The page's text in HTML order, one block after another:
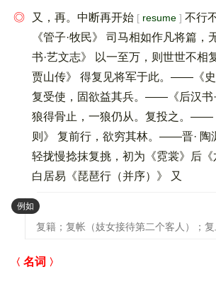
◎ 又，再。中断再开始 resume
不行
《管子·牧民》 司马相如作凡将篇
书·艺文志》 以一至万，则世世不
贾山传》 得复见将军于此。——《史
复受使，固欲益其兵。——《后汉书
狼得骨止，一狼仍从。复投之。——
则》 复前行，欲穷其林。——晋· 陶
轻拢慢捻抹复挑，初为《霓裳》后
白居易《琵琶行（并序）》 又
例如 ：
复籍；复帐（妓女接待第二个客人）；复
名词